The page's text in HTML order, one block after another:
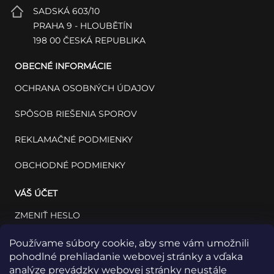
Používame súbory cookie, aby sme vám umožnili
pohodlné prehliadanie webovej stránky a vďaka
analýze prevádzky webovej stránky neustále
SADSKÁ 603/10
PRAHA 9 - HLOUBĚTÍN
198 00 ČESKÁ REPUBLIKA
OBECNÉ INFORMÁCIE
OCHRANA OSOBNÝCH ÚDAJOV
SPÔSOB RIEŠENIA SPOROV
REKLAMAČNÉ PODMIENKY
OBCHODNÉ PODMIENKY
VÁŠ ÚČET
ZMENIŤ HESLO
VÁŠ PROFIL
VAŠE OBJEDNÁVKY